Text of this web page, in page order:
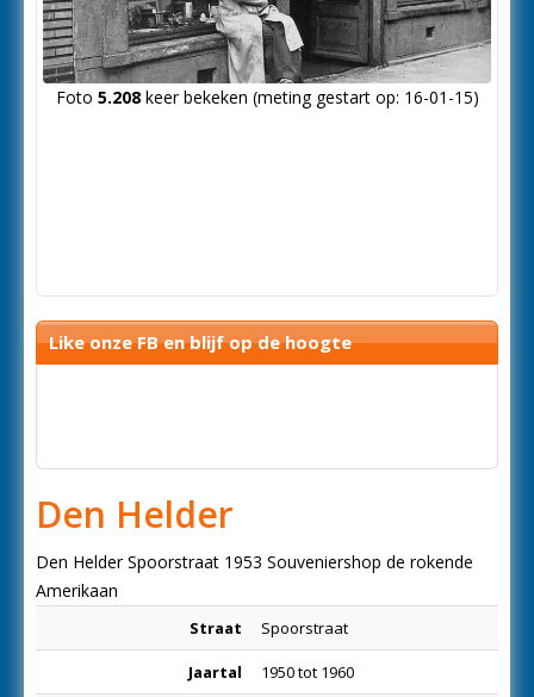
Foto 5.208keer bekeken (meting gestart op: 16-01-15)
Like onze FB en blijf op de hoogte
Den Helder
Den Helder Spoorstraat 1953 Souveniershop de rokende
Amerikaan
Straat Spoorstraat
Jaartal 1950 tot 1960